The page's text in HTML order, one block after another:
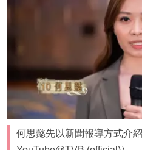
何思懿先以新聞報導方式介